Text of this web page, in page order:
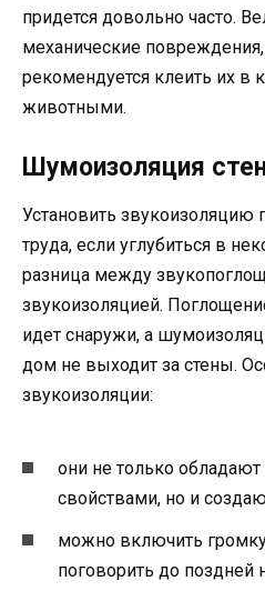
придется довольно часто.
механические
рекомендуется клеить их в
животными.
Шумоизоляция
Установить звукоизоляцию
труда, если углубиться в
разница между
звукоизоляцией.
идет снаружи, а
дом не выходит за стены.
звукоизоляции:
они не только
свойствами, но и
можно включить
поговорить до поздней